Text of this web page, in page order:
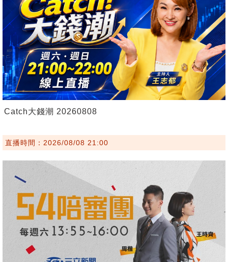
Catch大錢潮 20260808
直播時間：2026/08/08 21:00